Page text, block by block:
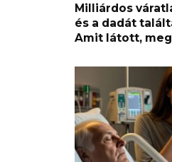
Milliárdos
és a dadát
Amit látott,